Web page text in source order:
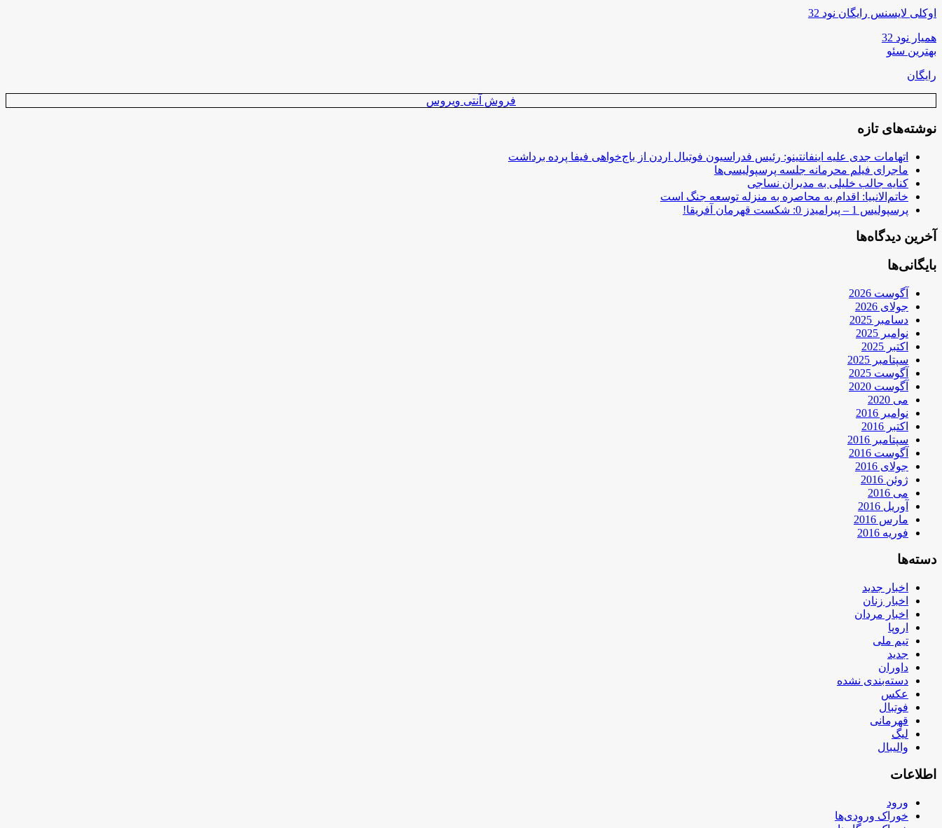
اوکلی لایسنس رایگان نود 32
همیار نود 32
بهترین سئو
رایگان
فروش آنتی ویروس
نوشته‌های تازه
اتهامات جدی علیه اینفانتینو: رئیس فدراسیون فوتبال اردن از باج‌خواهی فیفا پرده برداشت
ماجرای فیلم محرمانه جلسه پرسپولیسی‌ها
کنایه جالب خلیلی به مدیران نساجی
خاتم‌الانبیا: اقدام به محاصره به منزله توسعه جنگ است
پرسپولیس 1 – پیرامیدز 0: شکست قهرمان آفریقا!
آخرین دیدگاه‌ها
بایگانی‌ها
آگوست 2026
جولای 2026
دسامبر 2025
نوامبر 2025
اکتبر 2025
سپتامبر 2025
آگوست 2025
آگوست 2020
می 2020
نوامبر 2016
اکتبر 2016
سپتامبر 2016
آگوست 2016
جولای 2016
ژوئن 2016
می 2016
آوریل 2016
مارس 2016
فوریه 2016
دسته‌ها
اخبار جدید
اخبار زنان
اخبار مردان
اروپا
تیم ملی
جدید
داوران
دسته‌بندی نشده
عکس
فوتبال
قهرمانی
لیگ
والیبال
اطلاعات
ورود
خوراک ورودی‌ها